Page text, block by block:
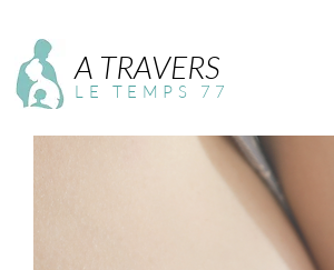
LE TEMPS 77
A TRAVERS